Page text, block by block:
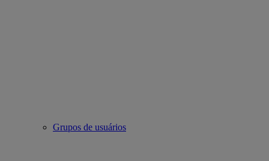
Grupos de usuários